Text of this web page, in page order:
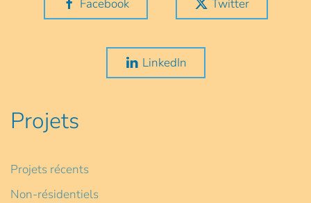
Facebook Twitter
LinkedIn
Projets
Projets récents
Non-résidentiels